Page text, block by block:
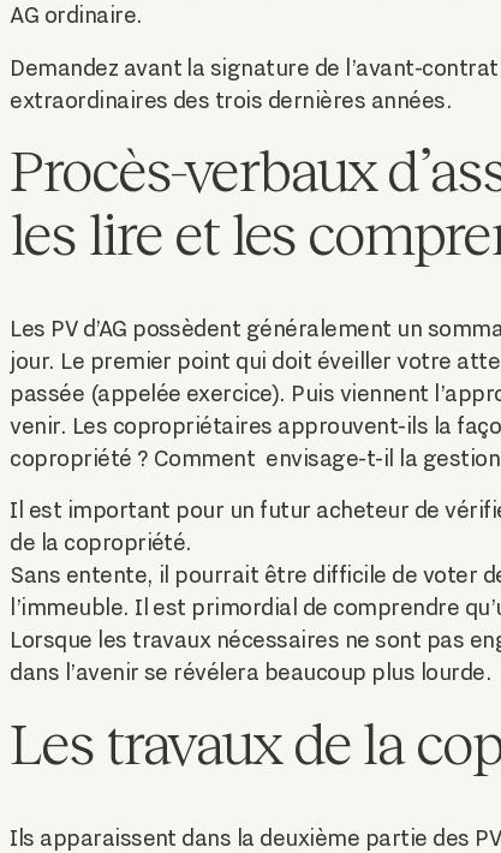
AG ordinaire.
Demandez avant la signature de l’avant-
extraordinaires des trois dernières années.
Procès-verbaux
les lire et les
Les PV d’AG possèdent généralement un
jour. Le premier point qui doit éveiller votre
passée (appelée exercice). Puis viennent
venir. Les copropriétaires approuvent-ils la
copropriété ? Comment envisage-t-il la gestion
Il est important pour un futur acheteur de
de la copropriété.
Sans entente, il pourrait être difficile de voter
l’immeuble. Il est primordial de comprendre
Lorsque les travaux nécessaires ne sont pas
dans l’avenir se révélera beaucoup plus lourde.
Les travaux de la
Ils apparaissent dans la deuxième partie des